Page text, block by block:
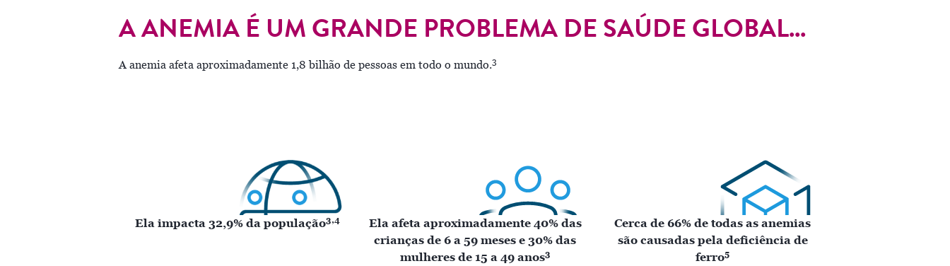
A ANEMIA É UM GRANDE PROBLEMA DE SAÚDE GLOBAL...
A anemia afeta aproximadamente 1,8 bilhão de pessoas em todo o mundo.3
Ela impacta 32,9% da população3,4
Ela afeta aproximadamente 40% das
crianças de 6 a 59 meses e 30% das
mulheres de 15 a 49 anos3
Cerca de 66% de todas as anemias
são causadas pela deficiência de
ferro5